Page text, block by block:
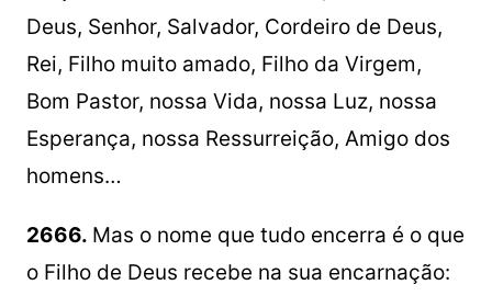
Deus, Senhor, Salvador, Cordeiro de Deus,
Rei, Filho muito amado, Filho da Virgem,
Bom Pastor, nossa Vida, nossa Luz, nossa
Esperança, nossa Ressurreição, Amigo dos
homens…
2666. Mas o nome que tudo encerra é o que
o Filho de Deus recebe na sua encarnação: